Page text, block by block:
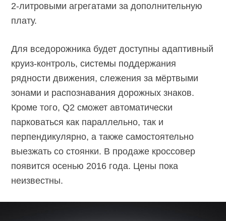
2-литровыми агрегатами за дополнительную
плату.
Для вседорожника будет доступны адаптивный
круиз-контроль, системы поддержания
рядности движения, слежения за мёртвыми
зонами и распознавания дорожных знаков.
Кроме того, Q2 сможет автоматически
парковаться как параллельно, так и
перпендикулярно, а также самостоятельно
выезжать со стоянки. В продаже кроссовер
появится осенью 2016 года. Цены пока
неизвестны.